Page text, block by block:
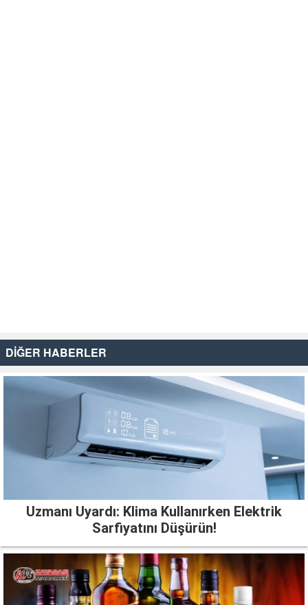
DİĞER HABERLER
Uzmanı Uyardı: Klima Kullanırken Elektrik
Sarfiyatını Düşürün!